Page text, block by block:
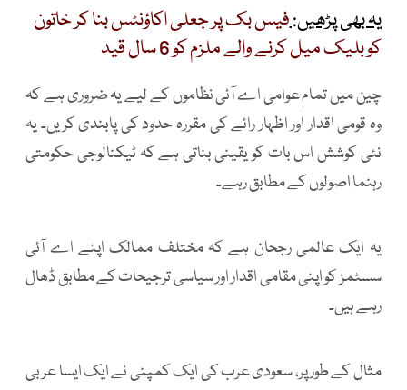
یہ بھی پڑھیں:فیس بک پر جعلی اکاؤنٹس بنا کر خاتون
کو بلیک میل کرنے والے ملزم کو 6 سال قید
چین میں تمام عوامی اے آئی نظاموں کے لیے یہ ضروری ہے کہ
وہ قومی اقدار اور اظہار رائے کی مقررہ حدود کی پابندی کریں۔ یہ
نئی کوشش اس بات کو یقینی بناتی ہے کہ ٹیکنالوجی حکومتی
رہنما اصولوں کے مطابق رہے۔
یہ ایک عالمی رجحان ہے کہ مختلف ممالک اپنے اے آئی
سسٹمز کو اپنی مقامی اقدار اور سیاسی ترجیحات کے مطابق ڈھال
رہے ہیں۔
مثال کے طور پر، سعودی عرب کی ایک کمپنی نے ایک ایسا عربی